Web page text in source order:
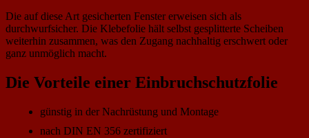
Die auf diese Art gesicherten Fenster erweisen sich als
durchwurfsicher. Die Klebefolie hält selbst gesplitterte Scheiben
weiterhin zusammen, was den Zugang nachhaltig erschwert oder
ganz unmöglich macht.
Die Vorteile einer Einbruchschutzfolie
günstig in der Nachrüstung und Montage
nach DIN EN 356 zertifiziert